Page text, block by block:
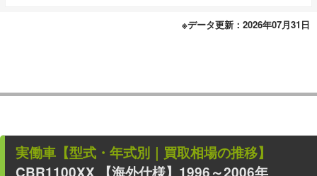
※データ更新：2026年07月31日
実働車 【型式・年式別｜買取相場の推移】
CBR1100XX
【海外仕様】1996～2006年